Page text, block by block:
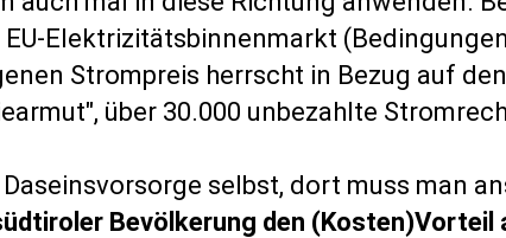
Elektrizitätsbinnenmarkt
Strompreis herrscht in Bezug auf
über 30.000 unbezahlte
selbst, dort muss man
Bevölkerung den (Kosten)Vorteil